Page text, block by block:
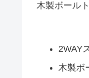
木製ボール
2WAY
木製ボ